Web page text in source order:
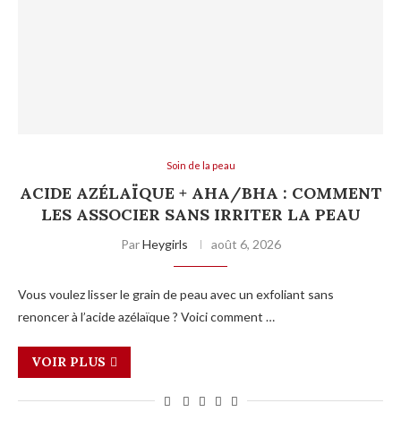
Soin de la peau
ACIDE AZÉLAÏQUE + AHA/BHA : COMMENT
LES ASSOCIER SANS IRRITER LA PEAU
ParHeygirls août 6, 2026
Vous voulez lisser le grain de peau avec un exfoliant sans
renoncer à l’acide azélaïque ? Voici comment …
VOIR PLUS